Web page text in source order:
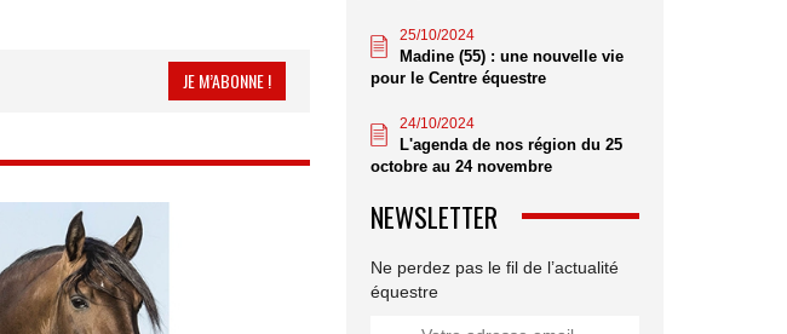
JE M’ABONNE !
25/10/2024
Madine (55) : une nouvelle vie
pour le Centre équestre
24/10/2024
L'agenda de nos région du 25
octobre au 24 novembre
NEWSLETTER
Ne perdez pas le fil de l’actualité
équestre